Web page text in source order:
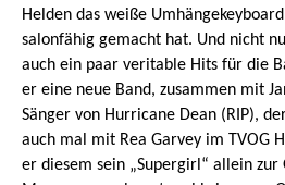
Helden das weiße
salonfähig gemacht hat. Und nicht
auch ein paar veritable Hits für die
er eine neue Band, zusammen mit
Sänger von Hurricane Dean (RIP),
auch mal mit Rea Garvey im TVOG
er diesem sein „Supergirl“ allein